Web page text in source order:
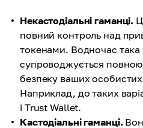
Некастодіальні гаманці.
повний контроль над
токенами. Водночас така
супроводжується повною
безпеку ваших
Наприклад, до таких
і Trust Wallet.
Кастодіальні гаманці.